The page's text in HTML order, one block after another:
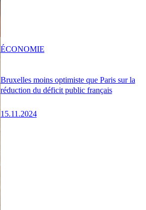
Bruxelles moins optimiste que Paris sur la
réduction du déficit public français
15.11.2024
ÉCONOMIE